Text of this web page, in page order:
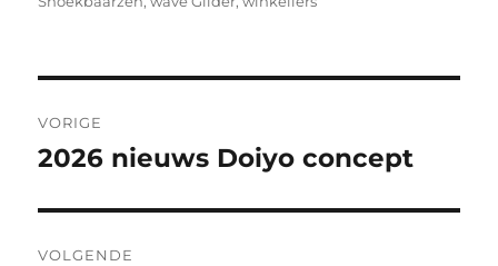
navigatie
VORIGE
Vorig
2026 nieuws Doiyo concept
VOLGENDE